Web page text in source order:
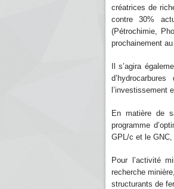
créatrices de
contre 30%
(Pétrochimie,
prochainement
Il s’agira
l’investissement
En matière de
programme
GPL/c et le GNC,
Pour l’activité
recherche
structurants de